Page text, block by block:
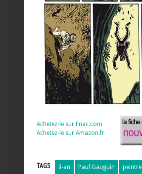
Achetez-le sur Fnac.com
Achetez-le sur Amazon.fr
TAGS li-an Paul Gauguin peintre